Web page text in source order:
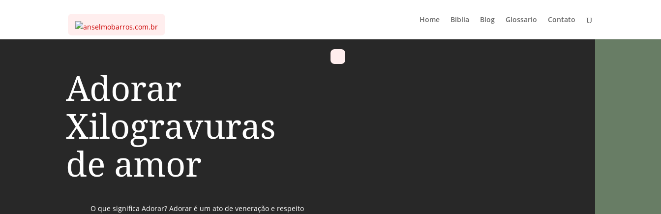
Home Biblia Blog Glossario Contato
Adorar
Xilogravuras
de amor
O que significa Adorar? Adorar é um ato de veneração e respeito